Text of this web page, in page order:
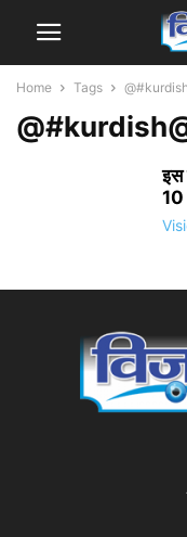
Home Tags
इस
10